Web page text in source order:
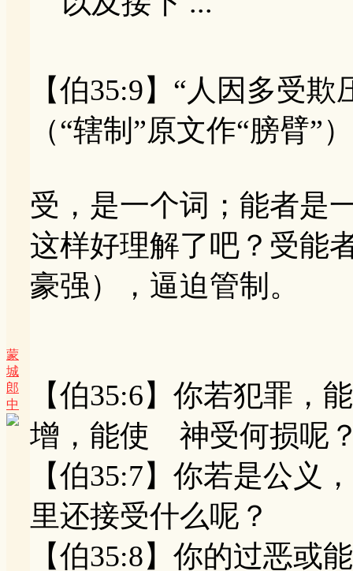
蒙
城
郎
中
【伯35:9】“人因多受
（“辖制”原文作“膀臂”
受，是一个词；能者是
这样好理解了吧？受能
豪强），逼迫管制。
【伯35:6】你若犯罪
增，能使 神受何损呢
【伯35:7】你若是公义
里还接受什么呢？
【伯35:8】你的过恶或